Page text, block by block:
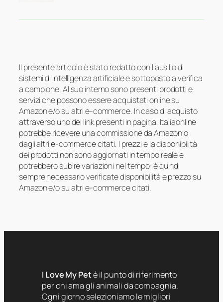
Il presente articolo è stato redatto con l’ausilio di
sistemi di intelligenza artificiale e sottoposto a verifica
a campione. Al suo interno sono presenti prodotti e
servizi che possono essere acquistati online su
Amazon e/o su altri e-commerce. In caso di acquisto
attraverso uno dei link presenti in pagina, Italiaonline
potrebbe ricevere una commissione da Amazon o
dagli altri e-commerce citati. I prezzi e la disponibilità
dei prodotti non sono aggiornati in tempo reale e
potrebbero subire variazioni nel tempo: è quindi
sempre necessario verificate disponibilità e prezzo su
Amazon e/o su altri e-commerce citati.
I Love My Petè il punto di riferimento
per chi ama gli animali da compagnia.
Ogni giorno selezioniamo le migliori